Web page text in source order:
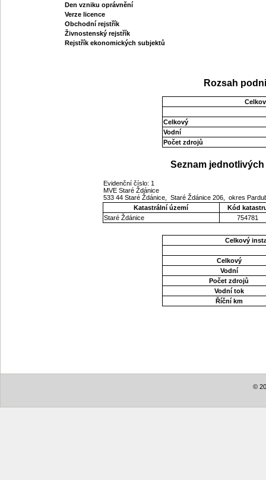
Den vzniku oprávnění
Verze licence
Obchodní rejstřík
Živnostenský rejstřík
Rejstřík ekonomických subjektů
Rozsah
Celkový
Vodní
Počet zdrojů
Seznam
Evidenční číslo: 1
MVE Staré Ždánice
533 44 Staré Ždánice, Staré Ždánice 206, okres
Katastrální území
Kód
Staré Ždánice
754781
Celkový
Celkový
Vodní
Počet zdrojů
Vodní tok
Říční km
©